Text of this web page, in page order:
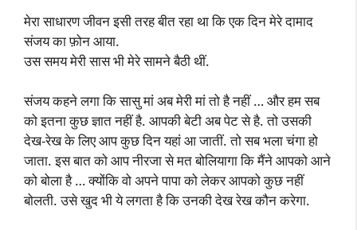
मेरा साधारण जीवन इसी तरह बीत रहा था कि एक दिन मेरे दामाद
संजय का फ़ोन आया.
उस समय मेरी सास भी मेरे सामने बैठी थीं.
संजय कहने लगा कि सासु मां अब मेरी मां तो है नहीं … और हम सब
को इतना कुछ ज्ञात नहीं है. आपकी बेटी अब पेट से है. तो उसकी
देख-रेख के लिए आप कुछ दिन यहां आ जातीं. तो सब भला चंगा हो
जाता. इस बात को आप नीरजा से मत बोलियागा कि मैंने आपको आने
को बोला है … क्योंकि वो अपने पापा को लेकर आपको कुछ नहीं
बोलती. उसे खुद भी ये लगता है कि उनकी देख रेख कौन करेगा.